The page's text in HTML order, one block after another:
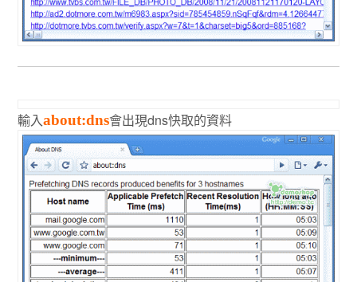
輸入about:dns會出現dns快取的資料